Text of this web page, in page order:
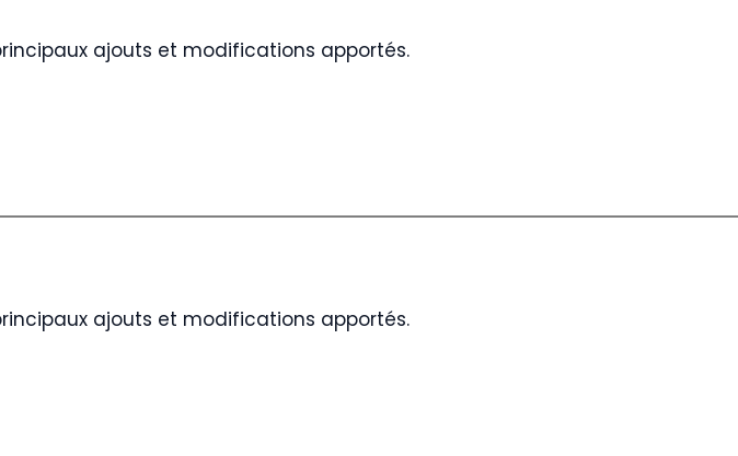
ajouts et modifications apportés.
ajouts et modifications apportés.